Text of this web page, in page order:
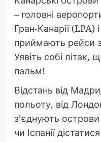
– головні
Гран-Канарії (LPA)
приймають рейси
Уявіть собі літак,
пальм!
Відстань від
польоту, від
з’єднують
чи Іспанії